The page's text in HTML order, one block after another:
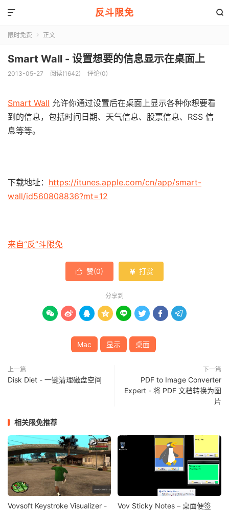
反斗限免 

限时免费  正文
Smart Wall - 设置想要的信息显示在桌面上
2013-05-27 阅读(1642) 评论(0)
Smart Wall 允许你通过设置后在桌面上显示各种你想要看
到的信息，包括时间日期、天气信息、股票信息、RSS 信
息等等。
下载地址： https://itunes.apple.com/cn/app/smart-
wall/id560808836?mt=12
来自“反”斗限免
 赞(0)  打赏
分享到
       
Mac 显示 桌面
上一篇
Disk Diet - 一键清理磁盘空间
下一篇
PDF to Image Converter
Expert - 将 PDF 文档转换为图
片
相关限免推荐
Vovsoft Keystroke Visualizer -
Vov Sticky Notes – 桌面便签